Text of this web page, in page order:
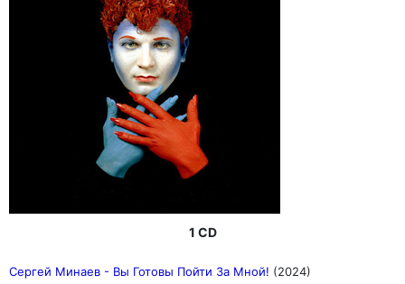
1 CD
Сергей Минаев - Вы Готовы Пойти За Мной! (2024)